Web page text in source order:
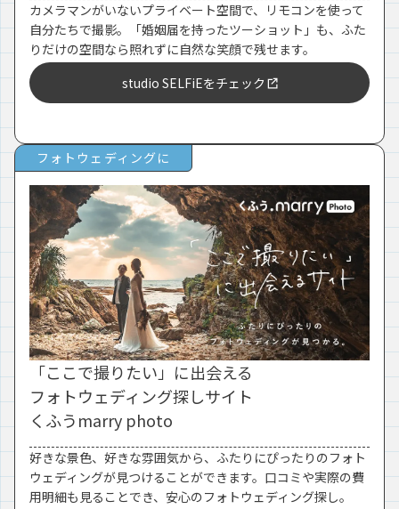
カメラマンがいないプライベート空間で、リモコンを使って
自分たちで撮影。「婚姻届を持ったツーショット」も、ふた
りだけの空間なら照れずに自然な笑顔で残せます。
studio SELFiEをチェック
フォトウェディングに
「ここで撮りたい」に出会える
フォトウェディング探しサイト
くふうmarry photo
好きな景色、好きな雰囲気から、ふたりにぴったりのフォト
ウェディングが見つけることができます。口コミや実際の費
用明細も見ることでき、安心のフォトウェディング探し。